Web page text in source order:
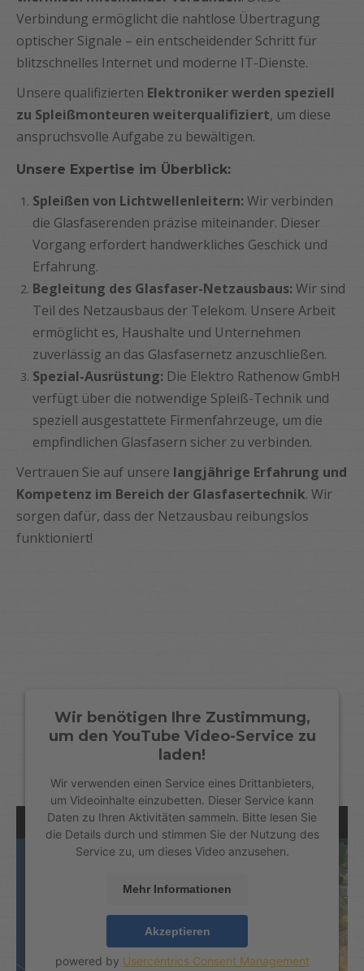
Verbindung ermöglicht die nahtlose Übertragung
optischer Signale – ein entscheidender Schritt für
blitzschnelles Internet und moderne IT-Dienste.
Unsere qualifizierten Elektroniker werden speziell
zu Spleißmonteuren weiterqualifiziert, um diese
anspruchsvolle Aufgabe zu bewältigen.
Unsere Expertise im Überblick:
Spleißen von Lichtwellenleitern:Wir verbinden
die Glasfaserenden präzise miteinander. Dieser
Vorgang erfordert handwerkliches Geschick und
Erfahrung.
Begleitung des Glasfaser-Netzausbaus:Wir sind
Teil des Netzausbaus der Telekom. Unsere Arbeit
ermöglicht es, Haushalte und Unternehmen
zuverlässig an das Glasfasernetz anzuschließen.
Spezial-Ausrüstung: Die Elektro Rathenow GmbH
verfügt über die notwendige Spleiß-Technik und
speziell ausgestattete Firmenfahrzeuge, um die
empfindlichen Glasfasern sicher zu verbinden.
Vertrauen Sie auf unsere langjährige Erfahrung und
Kompetenz im Bereich der Glasfasertechnik. Wir
sorgen dafür, dass der Netzausbau reibungslos
funktioniert!
Wir benötigen Ihre Zustimmung,
um den YouTube Video-Service zu
laden!
Wir verwenden einen Service eines Drittanbieters,
um Videoinhalte einzubetten. Dieser Service kann
Daten zu Ihren Aktivitäten sammeln. Bitte lesen Sie
die Details durch und stimmen Sie der Nutzung des
Service zu, um dieses Video anzusehen.
Mehr Informationen
Akzeptieren
powered by Usercentrics Consent Management